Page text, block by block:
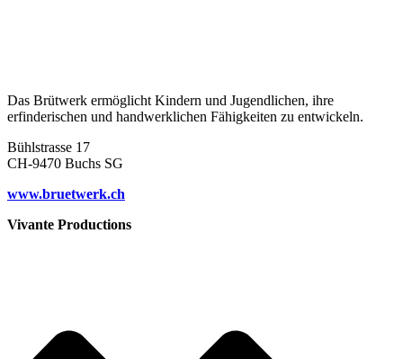
Das Brütwerk ermöglicht Kindern und Jugendlichen, ihre
erfinderischen und handwerklichen Fähigkeiten zu entwickeln.
Bühlstrasse 17
CH-9470 Buchs SG
www.bruetwerk.ch
Vivante Productions